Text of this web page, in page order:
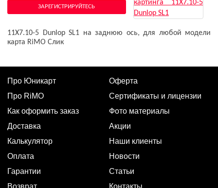
ЗАРЕГИСТРИРУЙТЕСЬ
11X7.10-5 Dunlop SL1 на заднюю ось, для любой модели
карта RiMO Слик
Про Юникарт
Про RiMO
Как оформить заказ
Доставка
Калькулятор
Оплата
Гарантии
Возврат
Оферта
Сертификаты и лицензии
Фото материалы
Акции
Наши клиенты
Новости
Статьи
Контакты